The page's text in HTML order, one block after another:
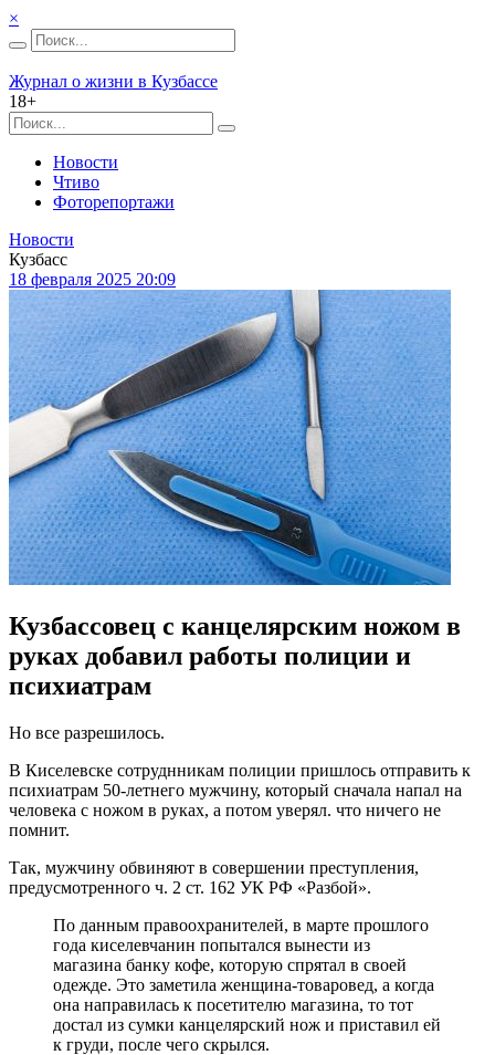
×
Журнал о жизни в Кузбассе
18+
Новости
Чтиво
Фоторепортажи
Новости
Кузбасс
18 февраля 2025 20:09
Кузбассовец с канцелярским ножом в
руках добавил работы полиции и
психиатрам
Но все разрешилось.
В Киселевске сотруднникам полиции пришлось отправить к
психиатрам 50-летнего мужчину, который сначала напал на
человека с ножом в руках, а потом уверял. что ничего не
помнит.
Так, мужчину обвиняют в совершении преступления,
предусмотренного ч. 2 ст. 162 УК РФ «Разбой».
По данным правоохранителей, в марте прошлого
года киселевчанин попытался вынести из
магазина банку кофе, которую спрятал в своей
одежде. Это заметила женщина-товаровед, а когда
она направилась к посетителю магазина, то тот
достал из сумки канцелярский нож и приставил ей
к груди, после чего скрылся.